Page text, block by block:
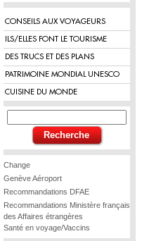
CONSEILS AUX VOYAGEURS
ILS/ELLES FONT LE TOURISME
DES TRUCS ET DES PLANS
PATRIMOINE MONDIAL UNESCO
CUISINE DU MONDE
Change
Genève Aéroport
Recommandations DFAE
Recommandations Ministère français
des Affaires étrangères
Santé en voyage/Vaccins